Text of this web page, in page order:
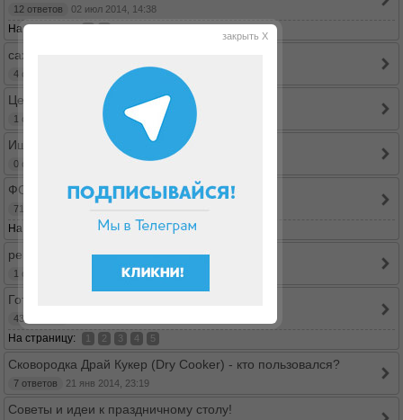
12 ответов 02 июл 2014, 14:38
На страницу:
сахзам и выпечка
4 ответов 21 июн 2014, 18:30
Целиакия
1 ответов 08 май 2014, 12:08
Ищу рецепт пряного хлеба
0 ответов 03 май 2014, 21:32
ФОТОотчет - Ваш завтрак!
71 ответов 29 апр 2014, 17:33
На страницу: ... 6 8
рецепт плавленного сыра
1 ответов 11 мар 2014, 22:40
Готовим в мультиварке
43 ответов
На страницу: 1 2 3 4 5
Сковородка Драй Кукер (Dry Cooker) - кто пользовался?
7 ответов 21 янв 2014, 23:19
Советы и идеи к праздничному столу!
закрыть X